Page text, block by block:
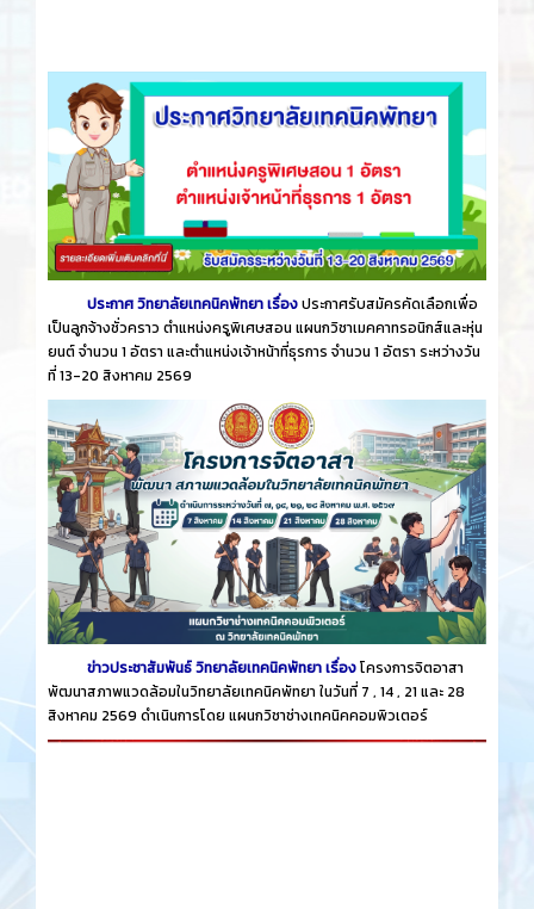
ประกาศ วิทยาลัยเทคนิคพัทยา เรื่องประกาศรับสมัครคัดเลือกเพื่อ
เป็นลูกจ้างชั่วคราว ตำแหน่งครูพิเศษสอน แผนกวิชาเมคคาทรอนิกส์และหุ่น
ยนต์ จำนวน 1 อัตรา และตำแหน่งเจ้าหน้าที่ธุรการ จำนวน 1 อัตรา ระหว่างวัน
ที่ 13-20 สิงหาคม 2569
ข่าวประชาสัมพันธ์ วิทยาลัยเทคนิคพัทยา เรื่องโครงการจิตอาสา
พัฒนาสภาพแวดล้อมในวิทยาลัยเทคนิคพัทยา ในวันที่ 7 , 14 , 21 และ 28
สิงหาคม 2569 ดำเนินการโดย แผนกวิชาช่างเทคนิคคอมพิวเตอร์